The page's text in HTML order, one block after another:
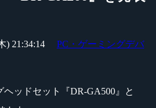
) 21:34:14
PC・ゲーミングデバ
ヘッドセット『DR-GA500』と